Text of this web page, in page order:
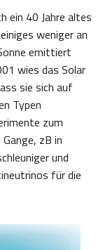
ein 40 Jahre altes
weniger an
emittiert
wies das Solar
sie sich auf
Typen
zum
zB in
und
für die